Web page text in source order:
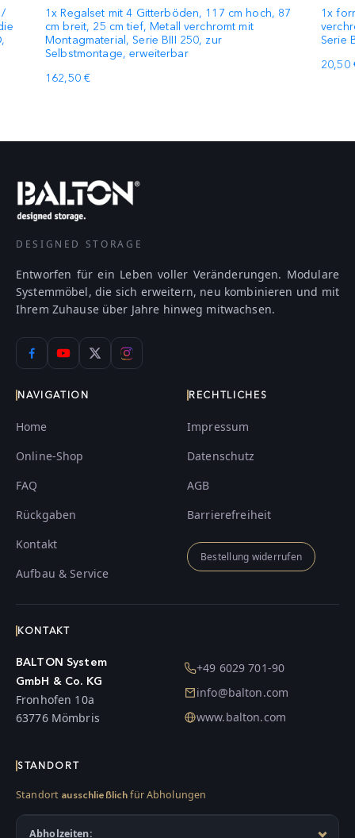
/
1x Regalset mit 4 Gitterböden, 117 cm hoch, 87
cm breit, 25 cm tief, Metall verchromt mit
Montagmaterial, Serie BIII 250, zur
Selbstmontage, erweiterbar
162,50 €
1x
Serie
20,50
DESIGNED STORAGE
Entworfen für ein Leben voller Veränderungen. Modulare
Systemmöbel, die sich erweitern, neu kombinieren und mit
Ihrem Zuhause über Jahre hinweg mitwachsen.
NAVIGATION
Home
Online-Shop
FAQ
Rückgaben
Kontakt
Aufbau & Service
RECHTLICHES
Impressum
Datenschutz
AGB
Barrierefreiheit
Bestellung widerrufen
KONTAKT
BALTON System
GmbH & Co. KG
Fronhofen 10a
63776 Mömbris
+49 6029 701-90
info@balton.com
www.balton.com
STANDORT
Standort ausschließlich für Abholungen
Abholzeiten: